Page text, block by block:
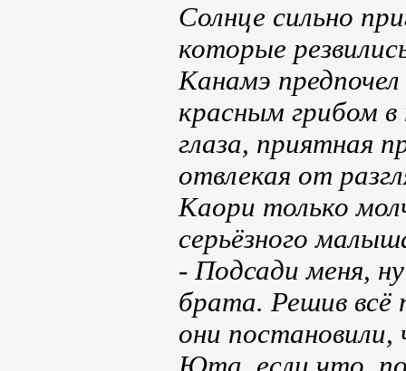
Солнце сильно
которые
Канамэ
красным грибом в
глаза, приятная
отвлекая от
Каори только
серьёзного
- Подсади меня,
брата. Решив всё
они постановили,